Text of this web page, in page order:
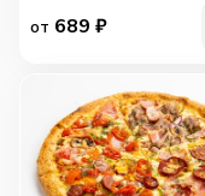
от 689 ₽